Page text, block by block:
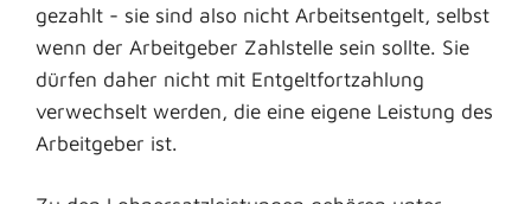
gezahlt - sie sind also nicht Arbeitsentgelt, selbst
wenn der Arbeitgeber Zahlstelle sein sollte. Sie
dürfen daher nicht mit Entgeltfortzahlung
verwechselt werden, die eine eigene Leistung des
Arbeitgeber ist.